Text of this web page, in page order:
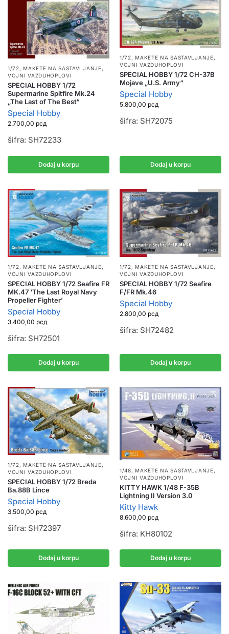
1/72, MAKETE NA SASTAVLJANJE,
VOJNI VAZDUHOPLOVI
SPECIAL HOBBY 1/72
Supermarine Spitfire Mk.24
„The Last of The Best“
Special Hobby
2.700,00 рсд
šifra: SH72233
Dodaj u korpu
1/72, MAKETE NA SASTAVLJANJE,
VOJNI VAZDUHOPLOVI
SPECIAL HOBBY 1/72 CH-37B
Mojave „U.S. Army“
Special Hobby
5.800,00 рсд
šifra: SH72075
Dodaj u korpu
1/72,MAKETE NA SASTAVLJANJE,
VOJNI VAZDUHOPLOVI
SPECIAL HOBBY 1/72 Seafire FR
MK.47 ‘The Last Royal Navy
Propeller Fighter’
Special Hobby
3.400,00 рсд
šifra: SH72501
Dodaj u korpu
1/72,MAKETE NA SASTAVLJANJE,
VOJNI VAZDUHOPLOVI
SPECIAL HOBBY 1/72 Seafire
F/FR Mk.46
Special Hobby
2.800,00 рсд
šifra: SH72482
Dodaj u korpu
1/72,MAKETE NA SASTAVLJANJE,
VOJNI VAZDUHOPLOVI
SPECIAL HOBBY 1/72 Breda
Ba.88B Lince
Special Hobby
3.500,00 рсд
šifra: SH72397
Dodaj u korpu
1/48,MAKETE NA SASTAVLJANJE,
VOJNI VAZDUHOPLOVI
KITTY HAWK 1/48 F-35B
Lightning II Version 3.0
Kitty Hawk
8.600,00 рсд
šifra: KH80102
Dodaj u korpu